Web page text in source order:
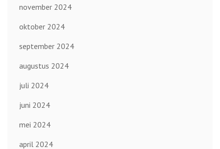
november 2024
oktober 2024
september 2024
augustus 2024
juli 2024
juni 2024
mei 2024
april 2024